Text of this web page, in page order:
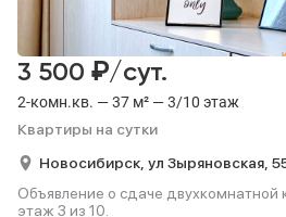
2-комн.кв. — 37 м² — 3/10 этаж
Квартиры на сутки
3 500 ₽/сут.
Новосибирск, ул Зыряновская,
Объявление о сдаче двухкомнатной
этаж 3 из 10.